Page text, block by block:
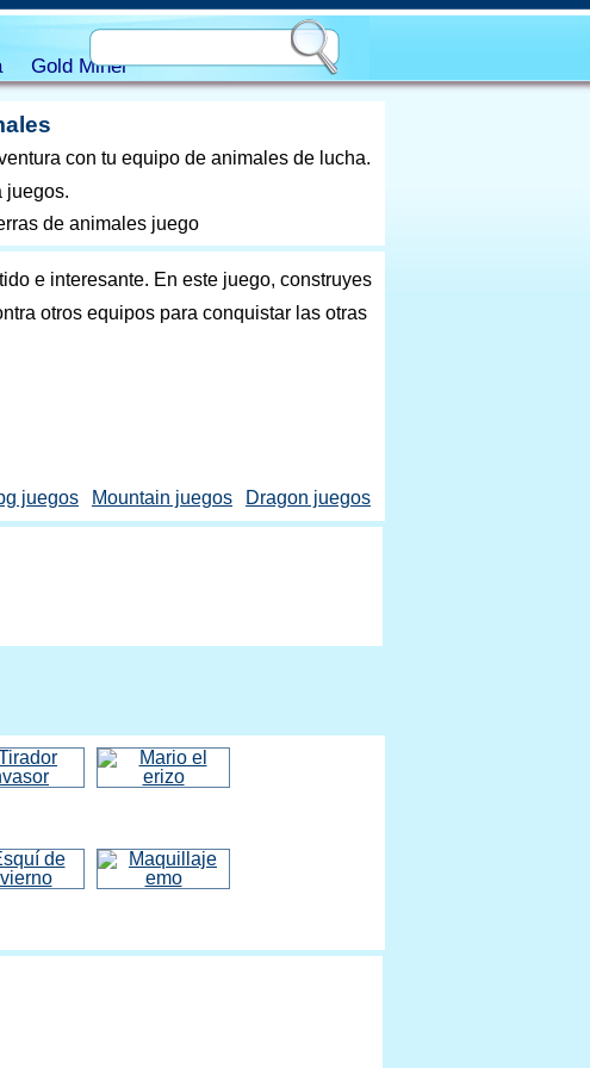
con tu equipo de animales de lucha.
juegos.
de animales juego
e interesante. En este juego, construyes
otros equipos para conquistar las otras
juegos Mountain juegos Dragon juegos
Gold Miner